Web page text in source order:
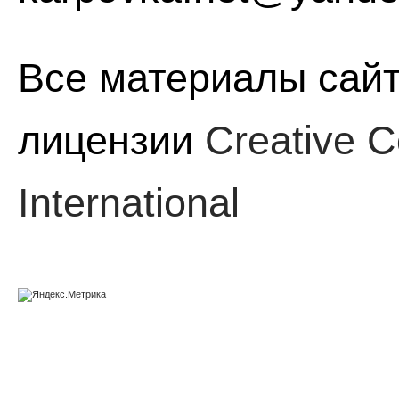
Все материалы
лицензии Creative
International